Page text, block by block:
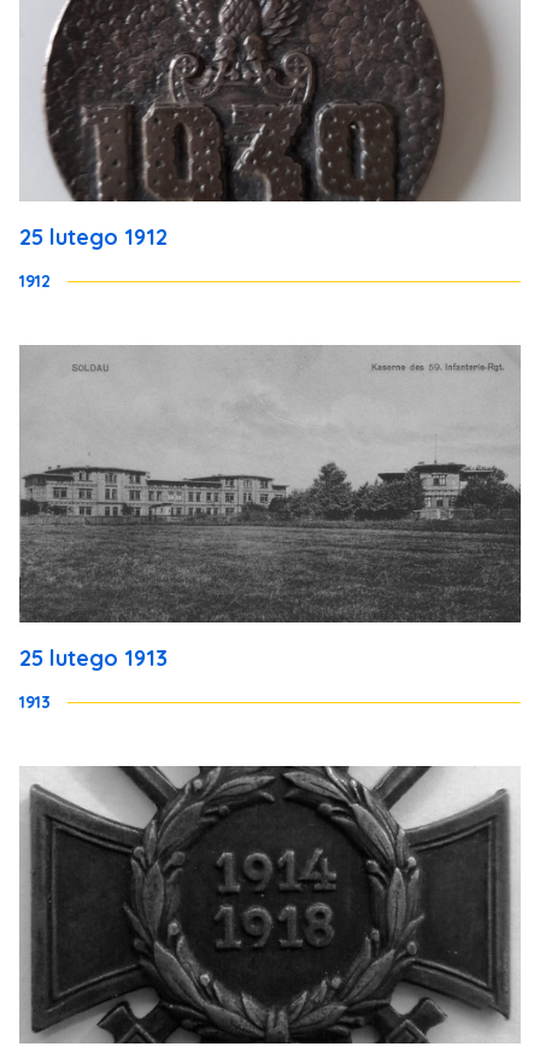
25 lutego 1912
1912
25 lutego 1913
1913